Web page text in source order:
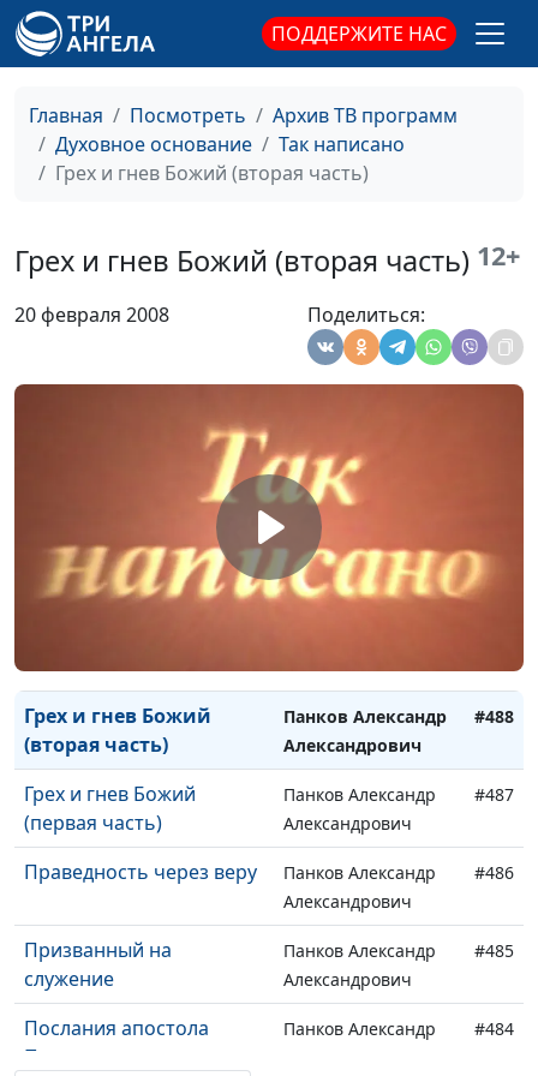
ПОДДЕРЖИТЕ НАС
Главная Посмотреть
Архив ТВ программ
Духовное основание
Так написано
Грех и гнев Божий (вторая часть)
Грех и гнев Божий (вторая часть) 12+
20 февраля 2008 Поделиться:
Праведность Божья
(вторая часть)
Панков Александр
Александрович
(первая часть)
Александрович
Праведность по вере
Панков Александр
Назначение Закона
Александрович
#494
Жизнь, согласно закону
Панков Александр
Александрович
#493
Закон и послушание
Панков Александр
Александрович
Любящий Отец
Панков Александр
Александрович
#490
Александрович
Грех и гнев Божий
(вторая часть)
Панков Александр
Александрович
#488
Грех и гнев Божий
(первая часть)
Панков Александр
Александрович
#487
Праведность через веру
Панков Александр
Александрович
#486
Призванный на
служение
Панков Александр
Александрович
#485
Послания апостола
Павла
Панков Александр
#484